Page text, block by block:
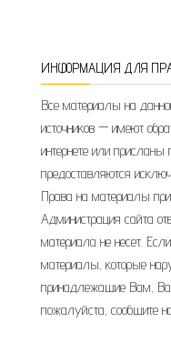
ИНФОРМАЦИЯ ДЛЯ
Все материалы на
источников — имеют
интернете или присланы
предоставляются
Права на материалы
Администрация сайта
материала не несет.
материалы, которые
принадлежащие Вам,
пожалуйста, сообщите